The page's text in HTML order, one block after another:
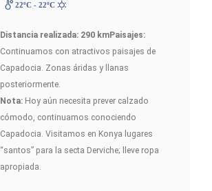
22ºC - 22ºC
Distancia realizada: 290 kmPaisajes:
Continuamos con atractivos paisajes de
Capadocia. Zonas áridas y llanas
posteriormente.
Nota: Hoy aún necesita prever calzado
cómodo, continuamos conociendo
Capadocia. Visitamos en Konya lugares
“santos” para la secta Derviche; lleve ropa
apropiada.